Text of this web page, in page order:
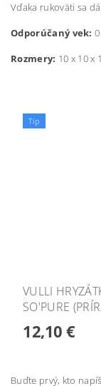
Vďaka rukoväti sa
Odporúčaný vek:
Rozmery: 10 x 10 x
Tip
VULLI
SO'PURE
12,10 €
Buďte prvý, kto